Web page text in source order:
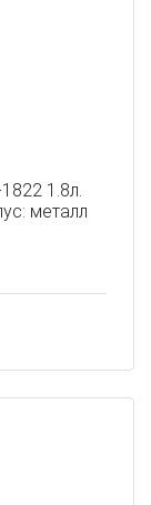
1.8л.
металл